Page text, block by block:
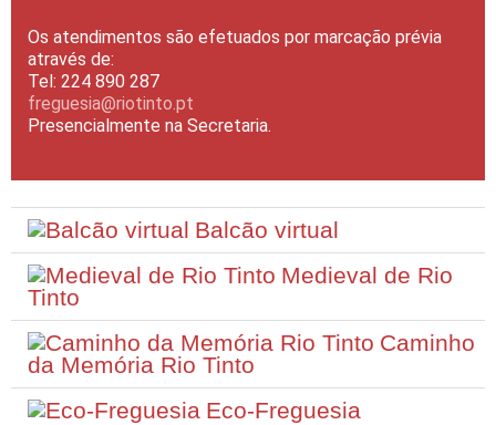
Os atendimentos são efetuados por marcação prévia
através de:
Tel: 224 890 287
freguesia@riotinto.pt
Presencialmente na Secretaria.
Balcão virtual
Medieval de Rio
Tinto
Caminho
da Memória Rio Tinto
Eco-Freguesia